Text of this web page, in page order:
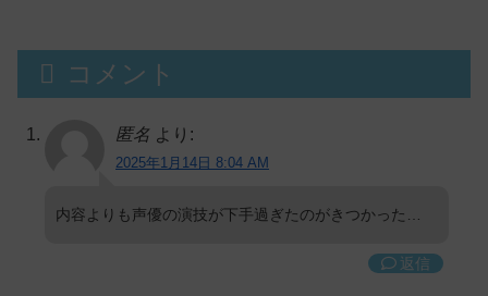
コメント
匿名 より:
2025年1月14日 8:04 AM
内容よりも声優の演技が下手過ぎたのがきつかった…
返信